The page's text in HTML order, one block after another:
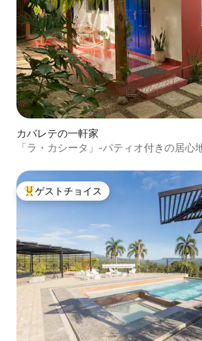
カバレテの一軒家
「ラ・カシータ」-パティオ付きの居心
大好評のゲストチョイスです。
ゲストチョイス